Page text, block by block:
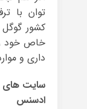
توان با
کشور
خاص خود
داری و
سایت های
ادسنس